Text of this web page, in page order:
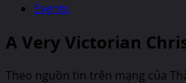
Events
A Very Victorian
Theo nguồn tin trên mạng của